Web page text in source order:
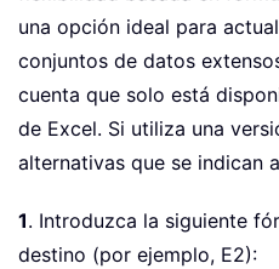
una opción ideal para
conjuntos de datos
cuenta que solo está
de Excel. Si utiliza una
alternativas que se indican
1. Introduzca la siguiente
destino (por ejemplo, E2):